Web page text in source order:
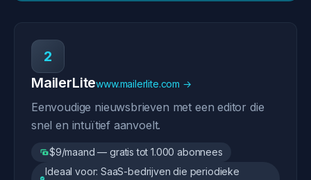
2
MailerLitewww.mailerlite.com →
Eenvoudige nieuwsbrieven met een editor die
snel en intuïtief aanvoelt.
$9/maand — gratis tot 1.000 abonnees
Ideaal voor: SaaS-bedrijven die periodieke